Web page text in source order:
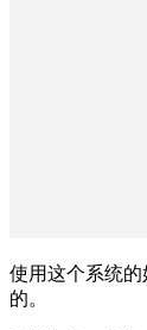
使用这个系统
的。